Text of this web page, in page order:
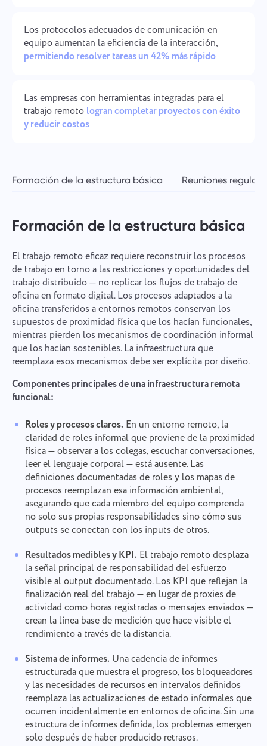
Los protocolos adecuados de comunicación en
equipo aumentan la eficiencia de la interacción,
permitiendo resolver tareas un 42% más rápido
Las empresas con herramientas integradas para el
trabajo remoto logran completar proyectos con éxito
y reducir costos
Formación de la estructura básica Reuniones
Formación de la estructura básica
El trabajo remoto eficaz requiere reconstruir los procesos
de trabajo en torno a las restricciones y oportunidades del
trabajo distribuido — no replicar los flujos de trabajo de
oficina en formato digital. Los procesos adaptados a la
oficina transferidos a entornos remotos conservan los
supuestos de proximidad física que los hacían funcionales,
mientras pierden los mecanismos de coordinación informal
que los hacían sostenibles. La infraestructura que
reemplaza esos mecanismos debe ser explícita por diseño.
Componentes principales de una infraestructura remota
funcional:
Roles y procesos claros. En un entorno remoto, la
claridad de roles informal que proviene de la proximidad
física — observar a los colegas, escuchar conversaciones,
leer el lenguaje corporal — está ausente. Las
definiciones documentadas de roles y los mapas de
procesos reemplazan esa información ambiental,
asegurando que cada miembro del equipo comprenda
no solo sus propias responsabilidades sino cómo sus
outputs se conectan con los inputs de otros.
Resultados medibles y KPI. El trabajo remoto desplaza
la señal principal de responsabilidad del esfuerzo
visible al output documentado. Los KPI que reflejan la
finalización real del trabajo — en lugar de proxies de
actividad como horas registradas o mensajes enviados —
crean la línea base de medición que hace visible el
rendimiento a través de la distancia.
Sistema de informes. Una cadencia de informes
estructurada que muestra el progreso, los bloqueadores
y las necesidades de recursos en intervalos definidos
reemplaza las actualizaciones de estado informales que
ocurren incidentalmente en entornos de oficina. Sin una
estructura de informes definida, los problemas emergen
solo después de haber producido retrasos.